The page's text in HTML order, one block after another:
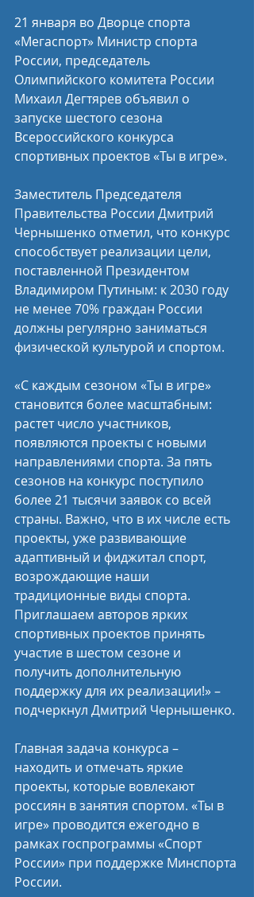
21 января во Дворце спорта
«Мегаспорт» Министр спорта
России, председатель
Олимпийского комитета России
Михаил Дегтярев объявил о
запуске шестого сезона
Всероссийского конкурса
спортивных проектов «Ты в игре».
Заместитель Председателя
Правительства России Дмитрий
Чернышенко отметил, что конкурс
способствует реализации цели,
поставленной Президентом
Владимиром Путиным: к 2030 году
не менее 70% граждан России
должны регулярно заниматься
физической культурой и спортом.
«С каждым сезоном «Ты в игре»
становится более масштабным:
растет число участников,
появляются проекты с новыми
направлениями спорта. За пять
сезонов на конкурс поступило
более 21 тысячи заявок со всей
страны. Важно, что в их числе есть
проекты, уже развивающие
адаптивный и фиджитал спорт,
возрождающие наши
традиционные виды спорта.
Приглашаем авторов ярких
спортивных проектов принять
участие в шестом сезоне и
получить дополнительную
поддержку для их реализации!» –
подчеркнул Дмитрий Чернышенко.
Главная задача конкурса –
находить и отмечать яркие
проекты, которые вовлекают
россиян в занятия спортом. «Ты в
игре» проводится ежегодно в
рамках госпрограммы «Спорт
России» при поддержке Минспорта
России.